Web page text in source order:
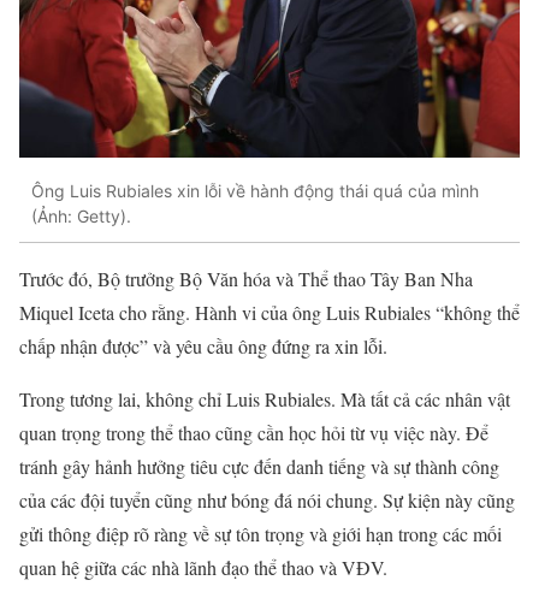
Ông Luis Rubiales xin lỗi về hành động thái quá của mình
(Ảnh: Getty).
Trước đó, Bộ trưởng Bộ Văn hóa và Thể thao Tây Ban Nha
Miquel Iceta cho rằng. Hành vi của ông Luis Rubiales “không thể
chấp nhận được” và yêu cầu ông đứng ra xin lỗi.
Trong tương lai, không chỉ Luis Rubiales. Mà tất cả các nhân vật
quan trọng trong thể thao cũng cần học hỏi từ vụ việc này. Để
tránh gây hảnh hưởng tiêu cực đến danh tiếng và sự thành công
của các đội tuyển cũng như bóng đá nói chung. Sự kiện này cũng
gửi thông điệp rõ ràng về sự tôn trọng và giới hạn trong các mối
quan hệ giữa các nhà lãnh đạo thể thao và VĐV.